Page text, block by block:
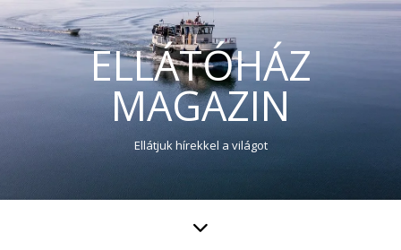
ELLÁTÓHÁZ
MAGAZIN
Ellátjuk hírekkel a világot